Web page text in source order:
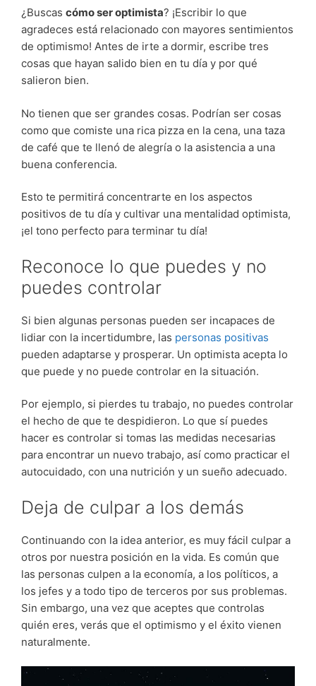
¿Buscas cómo ser optimista? ¡Escribir lo que
agradeces está relacionado con mayores sentimientos
de optimismo! Antes de irte a dormir, escribe tres
cosas que hayan salido bien en tu día y por qué
salieron bien.
No tienen que ser grandes cosas. Podrían ser cosas
como que comiste una rica pizza en la cena, una taza
de café que te llenó de alegría o la asistencia a una
buena conferencia.
Esto te permitirá concentrarte en los aspectos
positivos de tu día y cultivar una mentalidad optimista,
¡el tono perfecto para terminar tu día!
Reconoce lo que puedes y no
puedes controlar
Si bien algunas personas pueden ser incapaces de
lidiar con la incertidumbre, las personas positivas
pueden adaptarse y prosperar. Un optimista acepta lo
que puede y no puede controlar en la situación.
Por ejemplo, si pierdes tu trabajo, no puedes controlar
el hecho de que te despidieron. Lo que sí puedes
hacer es controlar si tomas las medidas necesarias
para encontrar un nuevo trabajo, así como practicar el
autocuidado, con una nutrición y un sueño adecuado.
Deja de culpar a los demás
Continuando con la idea anterior, es muy fácil culpar a
otros por nuestra posición en la vida. Es común que
las personas culpen a la economía, a los políticos, a
los jefes y a todo tipo de terceros por sus problemas.
Sin embargo, una vez que aceptes que controlas
quién eres, verás que el optimismo y el éxito vienen
naturalmente.